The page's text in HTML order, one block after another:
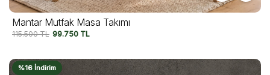
Mantar Mutfak Masa Takımı
115.500TL 99.750 TL
%16 İndirim